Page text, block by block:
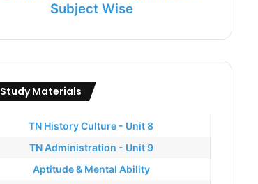
Subject Wise
Study Materials
TN History Culture - Unit 8
TN Administration - Unit 9
Aptitude & Mental Ability